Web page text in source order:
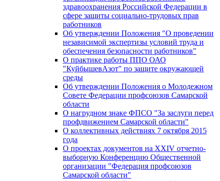
здравоохранения Российской Федерации в
сфере защиты социально-трудовых прав
работников
Об утверждении Положения "О проведении
независимой экспертизы условий труда и
обеспечения безопасности работников"
О практике работы ППО ОАО
"КуйбышевАзот" по защите окружающей
среды
Об утверждении Положения о Молодежном
Совете Федерации профсоюзов Самарской
области
О нагрудном знаке ФПСО "За заслуги перед
профдвижением Самарской области"
О коллективных действиях 7 октября 2015
года
О проектах документов на XXIV отчетно-
выборную Конференцию Общественной
организации "Федерация профсоюзов
Самарской области"